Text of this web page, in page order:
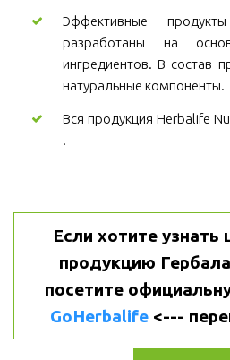
Эффективные
разработаны на
ингредиентов. В состав
натуральные компоненты.
Вся продукция Herbalife
.
Если хотите узнать
продукцию
GoHerbalife <---